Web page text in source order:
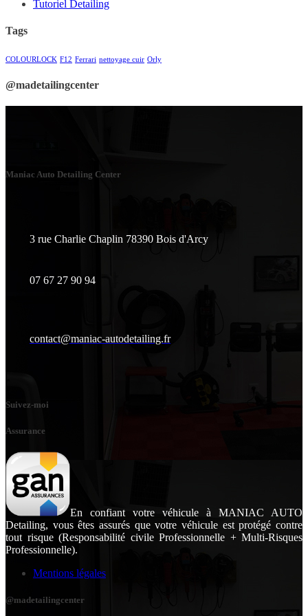
Tutoriel Detailing
Tags
COLOURLOCK F12 Ferrari nettoyage cuir Orly
@madetailingcenter
Maniac Auto Detailing Center
3 rue Charlie Chaplin 78390 Bois d'Arcy
07 67 27 90 94
contact@maniac-autodetailing.fr
Suivez-moi
Assurance
En confiant votre véhicule à MANIAC AUTO
Detailing, vous êtes assurés que votre véhicule est protégé contre
tout risque (Responsabilité civile Professionnelle + Multi-Risques
Professionnelle).
Mentions légales
@madetailingcenter